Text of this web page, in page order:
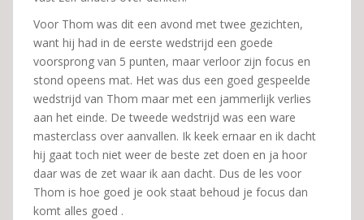
Voor Thom was dit een avond met twee gezichten,
want hij had in de eerste wedstrijd een goede
voorsprong van 5 punten, maar verloor zijn focus en
stond opeens mat. Het was dus een goed gespeelde
wedstrijd van Thom maar met een jammerlijk verlies
aan het einde. De tweede wedstrijd was een ware
masterclass over aanvallen. Ik keek ernaar en ik dacht
hij gaat toch niet weer de beste zet doen en ja hoor
daar was de zet waar ik aan dacht. Dus de les voor
Thom is hoe goed je ook staat behoud je focus dan
komt alles goed .